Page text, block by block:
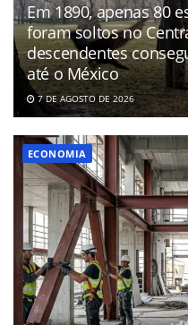
Em 1890, apenas 80
foram soltos no
descendentes
até o México
7 DE AGOSTO DE 2026
ECONOMIA